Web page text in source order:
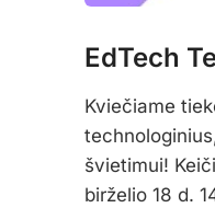
EdTech
Kviečiame
švietimui!
birželio 18 d.